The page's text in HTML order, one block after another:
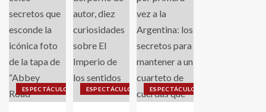
ESPECTÁCULO ESPECTÁCULO ESPECTÁCULO